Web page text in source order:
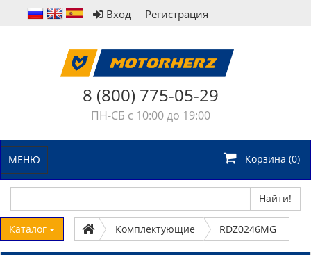
Вход Регистрация
8 (800) 775-05-29
ПН-СБ с 10:00 до 19:00
МЕНЮ Корзина (0)
Найти!
Каталог Комплектующие RDZ0246MG